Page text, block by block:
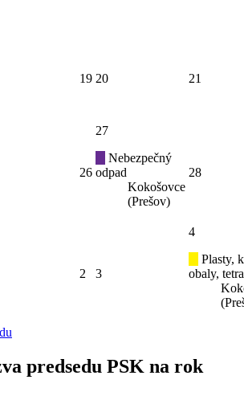
19 20 21
26
27
Nebezpečný
odpad
Kokošovce
(Prešov)
28
2 3
4
Plasty,
obaly,
predsedu PSK na rok